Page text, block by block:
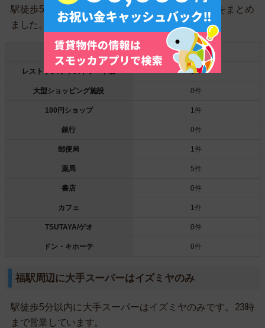
駅徒歩5分以内の一人暮らしに便利なお店の件数をまとめ
ました。
スーパー 1件
レストラン/ファストフード店 0件
大型ショッピング施設 0件
100円ショップ 1件
銀行 0件
郵便局 1件
薬局 5件
書店 0件
カフェ 1件
TSUTAYA/ゲオ 0件
ドン・キホーテ 0件
福駅周辺に大手スーパーはイズミヤのみ
駅徒歩5分以内に大手スーパーはイズミヤのみです。23時
まで営業しています。